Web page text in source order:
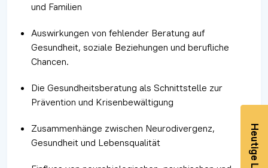
und Familien
Auswirkungen von fehlender Beratung auf
Gesundheit, soziale Beziehungen und berufliche
Chancen.
Die Gesundheitsberatung als Schnittstelle zur
Prävention und Krisenbewältigung
Zusammenhänge zwischen Neurodivergenz,
Gesundheit und Lebensqualität